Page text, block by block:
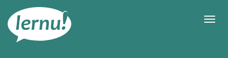
ნახვა
მენიუ